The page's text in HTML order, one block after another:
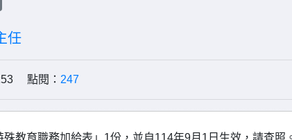
任
點閱： 247
教育職務加給表」1份，並自114年9月1日生效，請查照